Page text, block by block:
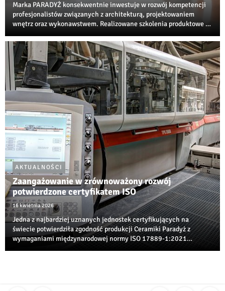
Marka PARADYŻ konsekwentnie inwestuje w rozwój kompetencji
profesjonalistów związanych z architekturą, projektowaniem
wnętrz oraz wykonawstwem. Realizowane szkolenia produktowe i
edukacyjnych w branży ceramiczne...
AKTUALNOŚCI
Zaangażowanie w zrównoważony rozwój
potwierdzone certyfikatem ISO
16 kwietnia 2026
Jedna z najbardziej uznanych jednostek certyfikujących na
świecie potwierdziła zgodność produkcji Ceramiki Paradyż z
wymaganiami międzynarodowej normy ISO 17889‑1:2021